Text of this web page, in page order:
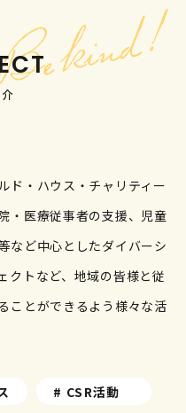
ド・ハウス・チャリティー
・医療従事者の支援、児童
など中心としたダイバーシ
クトなど、地域の皆様と従
ことができるよう様々な活
# CSR活動